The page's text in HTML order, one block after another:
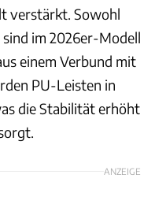
verstärkt. Sowohl
sind im 2026er-Modell
einem Verbund mit
PU-Leisten in
die Stabilität erhöht
ANZEIGE